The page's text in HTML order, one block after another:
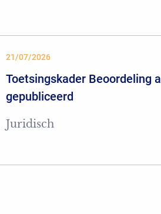
21/07/2026
Toetsingskader Beoordeling
gepubliceerd
Juridisch